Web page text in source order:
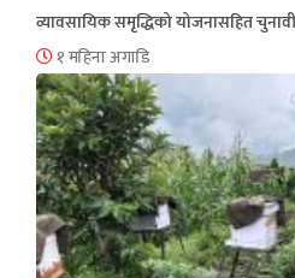
व्यावसायिक समृद्धिको योजनासहित
१ महिना अगाडि